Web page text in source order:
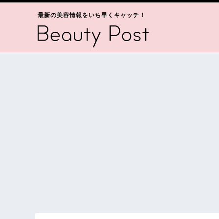
最新の美容情報をいち早くキャッチ！